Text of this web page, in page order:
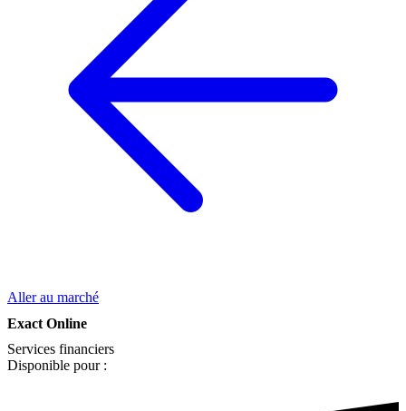
Aller au marché
Exact Online
Services financiers
Disponible pour :